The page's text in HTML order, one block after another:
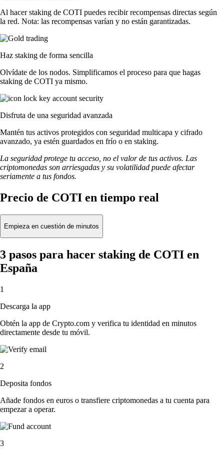
Al hacer staking de COTI puedes recibir recompensas directas según
la red. Nota: las recompensas varían y no están garantizadas.
Haz staking de forma sencilla
Olvídate de los nodos. Simplificamos el proceso para que hagas
staking de COTI ya mismo.
Disfruta de una seguridad avanzada
Mantén tus activos protegidos con seguridad multicapa y cifrado
avanzado, ya estén guardados en frío o en staking.
La seguridad protege tu acceso, no el valor de tus activos. Las
criptomonedas son arriesgadas y su volatilidad puede afectar
seriamente a tus fondos.
Precio de COTI en tiempo real
Empieza en cuestión de minutos
3 pasos para hacer staking de COTI en
España
1
Descarga la app
Obtén la app de Crypto.com y verifica tu identidad en minutos
directamente desde tu móvil.
2
Deposita fondos
Añade fondos en euros o transfiere criptomonedas a tu cuenta para
empezar a operar.
3